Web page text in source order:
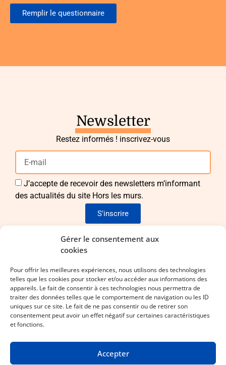
Gérer le consentement aux
cookies
Pour offrir les meilleures expériences, nous utilisons des technologies
telles que les cookies pour stocker et/ou accéder aux informations des
appareils. Le fait de consentir à ces technologies nous permettra de
traiter des données telles que le comportement de navigation ou les ID
uniques sur ce site. Le fait de ne pas consentir ou de retirer son
consentement peut avoir un effet négatif sur certaines caractéristiques
et fonctions.
Accepter
Remplir le questionnaire
Newsletter
Restez informés ! inscrivez-vous
J’accepte de recevoir des newsletters m’informant
des actualités du site Hors les murs.
S'inscrire
Envie de nous rejoindre ?
Laissez-nous vos coordonnées !
Statuts CGV